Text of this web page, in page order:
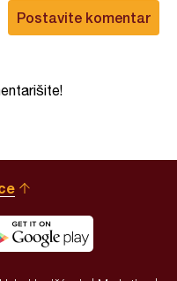
Postavite komentar